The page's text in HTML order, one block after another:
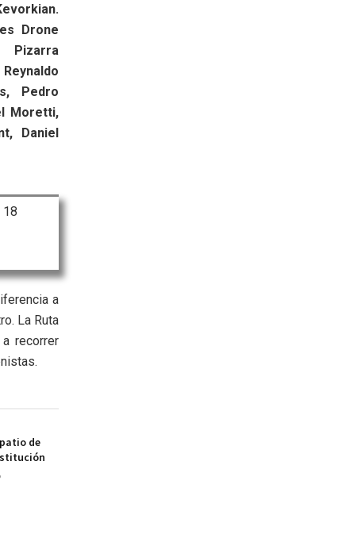
Drone
Pedro
Moretti,
Daniel
18
a
La Ruta
recorrer
de